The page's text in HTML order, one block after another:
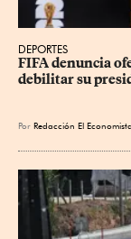
DEPORTES
FIFA denuncia
debilitar su
Por Redacción El Economista